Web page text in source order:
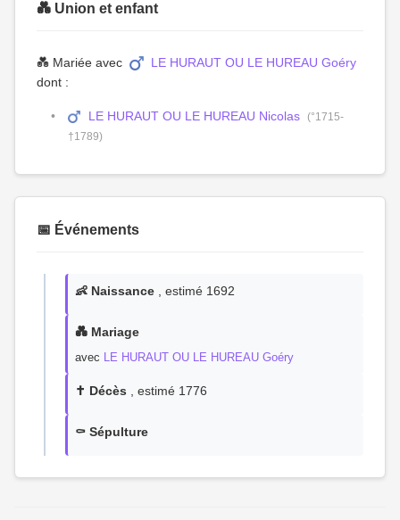
💑 Union et enfant
💑 Mariée avec
LE HURAUT OU LE HUREAU Goéry
dont :
LE HURAUT OU LE HUREAU Nicolas (°1715-
†1789)
📅 Événements
👶 Naissance , estimé 1692
💑 Mariage
avec LE HURAUT OU LE HUREAU Goéry
✝️ Décès , estimé 1776
⚰️ Sépulture